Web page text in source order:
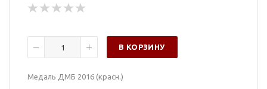
В КОРЗИНУ
Медаль ДМБ 2016 (красн.)